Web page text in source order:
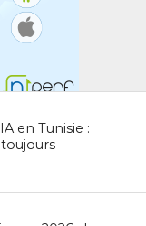
en Tunisie :